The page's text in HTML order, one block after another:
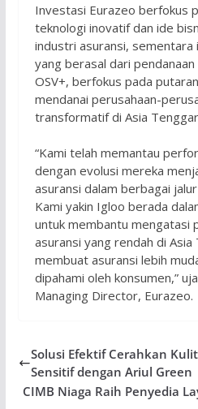
Investasi Eurazeo berfokus
teknologi inovatif dan ide
industri asuransi, sementara
yang berasal dari
OSV+, berfokus pada
mendanai perusahaan-
transformatif di Asia
“Kami telah memantau
dengan evolusi mereka
asuransi dalam berbagai
Kami yakin Igloo berada
untuk membantu mengatasi
asuransi yang rendah di
membuat asuransi lebih
dipahami oleh konsumen,”
Managing Director, Eurazeo.
Solusi Efektif Cerahkan
Sensitif dengan Ariul Green
CIMB Niaga Raih Penyedia